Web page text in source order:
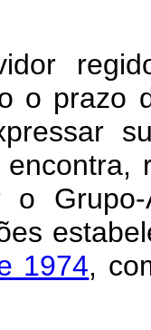
o prazo
Grupo-
1974,